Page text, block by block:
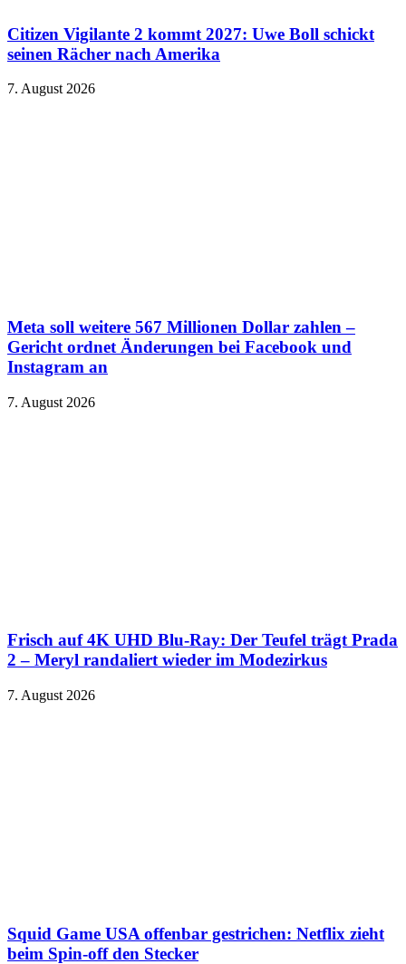
Citizen Vigilante 2 kommt 2027: Uwe Boll schickt
seinen Rächer nach Amerika
7. August 2026
Meta soll weitere 567 Millionen Dollar zahlen –
Gericht ordnet Änderungen bei Facebook und
Instagram an
7. August 2026
Frisch auf 4K UHD Blu-Ray: Der Teufel trägt Prada
2 – Meryl randaliert wieder im Modezirkus
7. August 2026
Squid Game USA offenbar gestrichen: Netflix zieht
beim Spin-off den Stecker